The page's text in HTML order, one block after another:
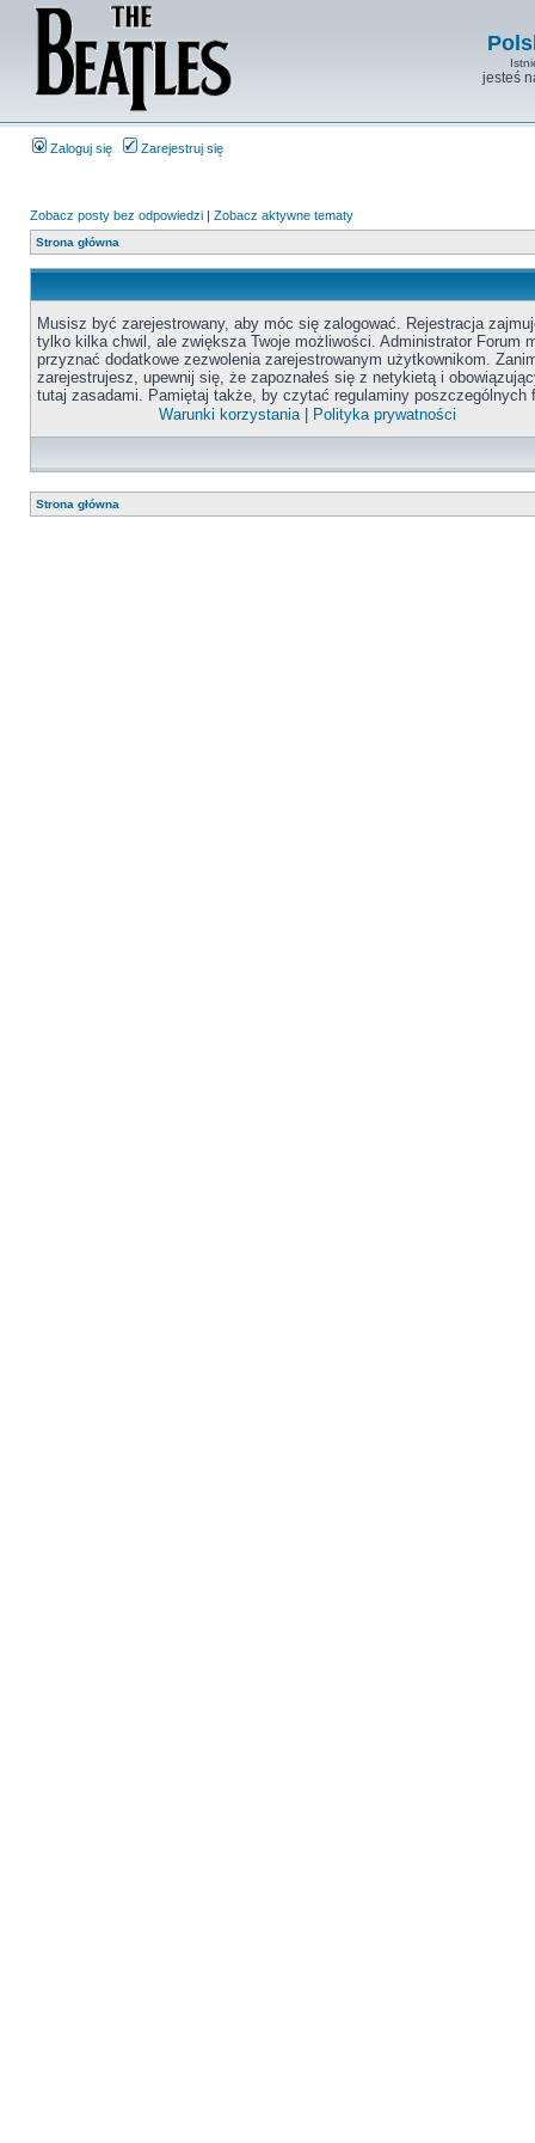
jesteś
Zaloguj się Zarejestruj się
Zobacz posty bez odpowiedzi | Zobacz aktywne tematy
Strona główna
Musisz być zarejestrowany, aby móc się zalogować. Rejestracja
tylko kilka chwil, ale zwiększa Twoje możliwości. Administrator Forum
przyznać dodatkowe zezwolenia zarejestrowanym użytkownikom.
zarejestrujesz, upewnij się, że zapoznałeś się z netykietą i
tutaj zasadami. Pamiętaj także, by czytać regulaminy poszczególnych
Warunki korzystania| Polityka prywatności
Strona główna